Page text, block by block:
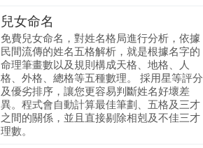
兒女命名
免費兒女命名，對姓名格局進行分析，依據
民間流傳的姓名五格解析，就是根據名字的
命理筆畫數以及規則構成天格、地格、人
格、外格、總格等五種數理。 採用星等評分
及優劣排序，讓您更容易判斷姓名好壞差
異。程式會自動計算最佳筆劃、五格及三才
之間的關係，並且直接剔除相剋及不佳三才
理數。